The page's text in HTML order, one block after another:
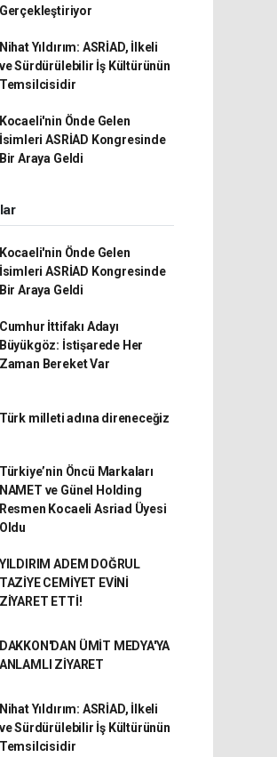
Gerçekleştiriyor
Nihat Yıldırım: ASRİAD, İlkeli
ve Sürdürülebilir İş Kültürünün
Temsilcisidir
Kocaeli'nin Önde Gelen
İsimleri ASRİAD Kongresinde
Bir Araya Geldi
Kocaeli'nin Önde Gelen
İsimleri ASRİAD Kongresinde
Bir Araya Geldi
Cumhur İttifakı Adayı
Büyükgöz: İstişarede Her
Zaman Bereket Var
Türk milleti adına direneceğiz
Türkiye’nin Öncü Markaları
NAMET ve Günel Holding
Resmen Kocaeli Asriad Üyesi
Oldu
YILDIRIM ADEM DOĞRUL
TAZİYE CEMİYET EVİNİ
ZİYARET ETTİ!
DAKKON'DAN ÜMİT MEDYA'YA
ANLAMLI ZİYARET
Nihat Yıldırım: ASRİAD, İlkeli
ve Sürdürülebilir İş Kültürünün
Temsilcisidir